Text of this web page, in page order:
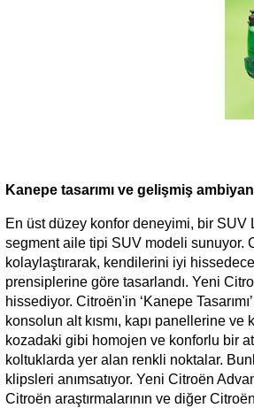
Kanepe tasarımı ve gelişmiş
En üst düzey konfor deneyimi, bir
segment aile tipi SUV modeli sunuyor.
kolaylaştırarak, kendilerini iyi
prensiplerine göre tasarlandı. Yeni
hissediyor. Citroën'in ‘Kanepe
konsolun alt kısmı, kapı panellerine
kozadaki gibi homojen ve konforlu bir
koltuklarda yer alan renkli noktalar.
klipsleri anımsatıyor. Yeni Citroën
Citroën araştırmalarının ve diğer